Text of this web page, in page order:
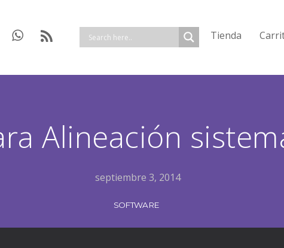
Tienda
Alineación
septiembre 3, 2014
SOFTWARE